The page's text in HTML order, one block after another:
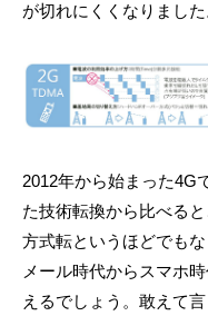
が切れにくくなりました
2012年から始まった
た技術転換から比べる
方式転というほどでも
メール時代からスマホ
えるでしょう。敢えて